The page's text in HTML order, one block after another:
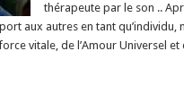
thérapeute par le son ..
aux autres en tant qu’individu,
vitale, de l’Amour Universel